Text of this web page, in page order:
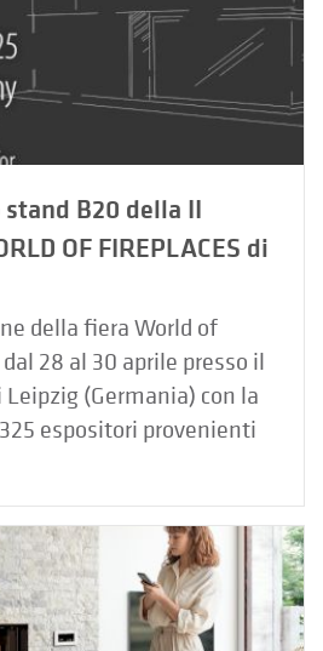
B20 della II
OF FIREPLACES di
della fiera World of
28 al 30 aprile presso il
(Germania) con la
espositori provenienti